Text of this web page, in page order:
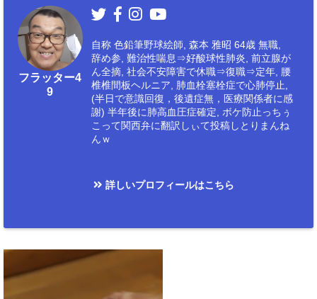
フラッター4
9
自称 色鉛筆野球絵師, 森本 雅昭 64歳 無職,
辞め参, 難治性喘息⇒好酸球性肺炎, 前立腺が
ん全摘, 社会不安障害で休職⇒復職⇒定年, 腰
椎椎間板ヘルニア, 肺血栓塞栓症で心肺停止,
(半日で意識回復，後遺症無，医療関係者に感
謝) 半年後に肺高血圧症確定, ボケ防止っちぅ
こって関西弁に翻訳しぃて投稿しとりまんね
んｗ
詳しいプロフィールはこちら